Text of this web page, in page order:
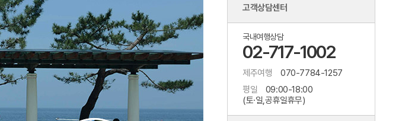
고객상담센터
국내여행상담
02-717-1002
제주여행
070-7784-1257
평일
09:00-18:00
(토·일,공휴일휴무)